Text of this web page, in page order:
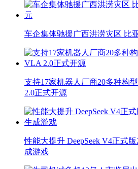
车企集体驰援广西洪涝灾区 比
支持17家机器人厂商20多种构
2.0正式开源
性能大提升 DeepSeek V4正式
成游戏